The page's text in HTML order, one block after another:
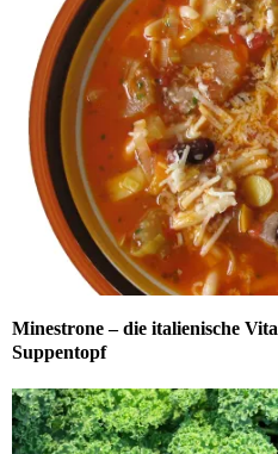
Minestrone – die italienische
Suppentopf